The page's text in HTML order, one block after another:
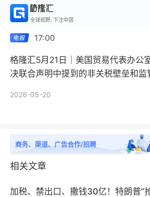
全球视野, 下注中国
17:00
格隆汇5月21日｜美国贸易代表办公
决联合声明中提到的非关税壁垒和监
2026-05-20
商务、渠道、广告合作/招聘
相关文章
加税、禁出口、撒钱30亿！特朗普“